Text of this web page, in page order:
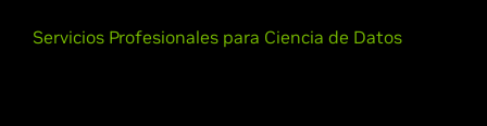
Servicios Profesionales para Ciencia de Datos